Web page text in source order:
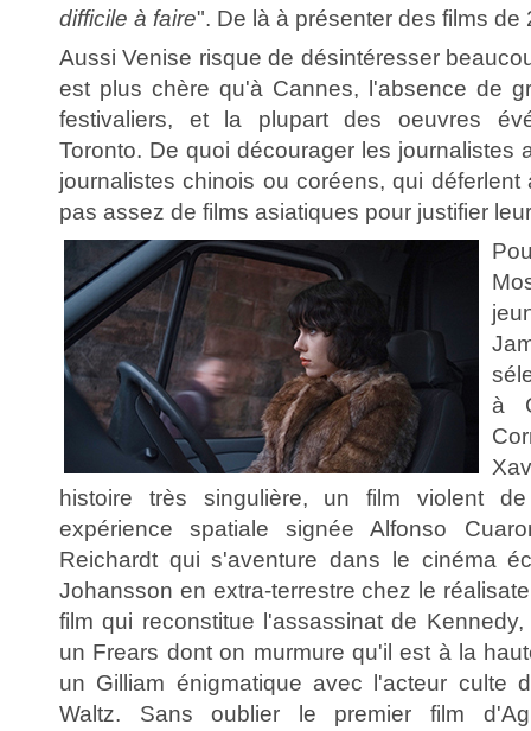
difficile à faire". De là à présenter des films de
Aussi Venise risque de désintéresser
est plus chère qu'à Cannes, l'absence de
festivaliers, et la plupart des oeuvres
Toronto. De quoi décourager les journalistes
journalistes chinois ou coréens, qui
pas assez de films asiatiques pour justifier
à
histoire très singulière, un film violent
expérience spatiale signée Alfonso
Reichardt qui s'aventure dans le cinéma
Johansson en extra-terrestre chez le
film qui reconstitue l'assassinat de
un Frears dont on murmure qu'il est à la
un Gilliam énigmatique avec l'acteur culte
Waltz. Sans oublier le premier film